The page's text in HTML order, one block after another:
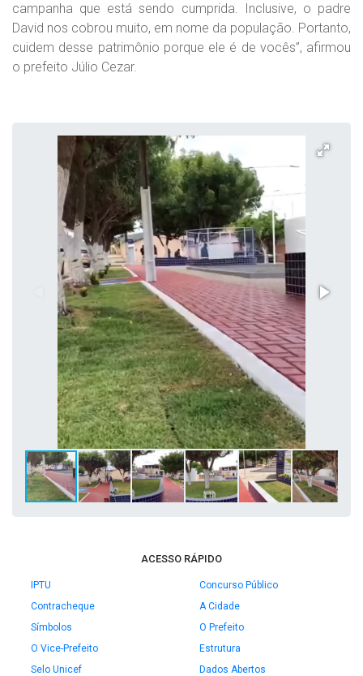
campanha que está sendo cumprida. Inclusive, o padre
David nos cobrou muito, em nome da população. Portanto,
cuidem desse patrimônio porque ele é de vocês”, afirmou
o prefeito Júlio Cezar.
ACESSO RÁPIDO
IPTU
Concurso Público
Contracheque
A Cidade
Símbolos
O Prefeito
O Vice-Prefeito
Estrutura
Selo Unicef
Dados Abertos